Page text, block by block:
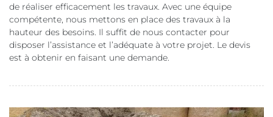
de réaliser efficacement les travaux. Avec une équipe
compétente, nous mettons en place des travaux à la
hauteur des besoins. Il suffit de nous contacter pour
disposer l’assistance et l’adéquate à votre projet. Le devis
est à obtenir en faisant une demande.